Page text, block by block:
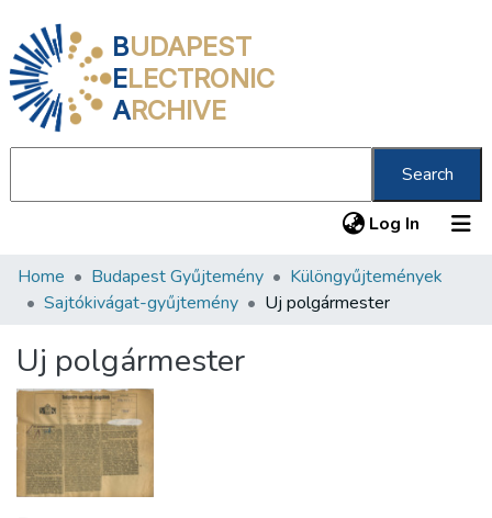
BUDAPEST
ELECTRONIC
ARCHIVE
Search
Log In (current)
Communities & Collections
Statistics
About us
Home Budapest Gyűjtemény
Különgyűjtemények
Sajtókivágat-gyűjtemény
Uj polgármester
Uj polgármester